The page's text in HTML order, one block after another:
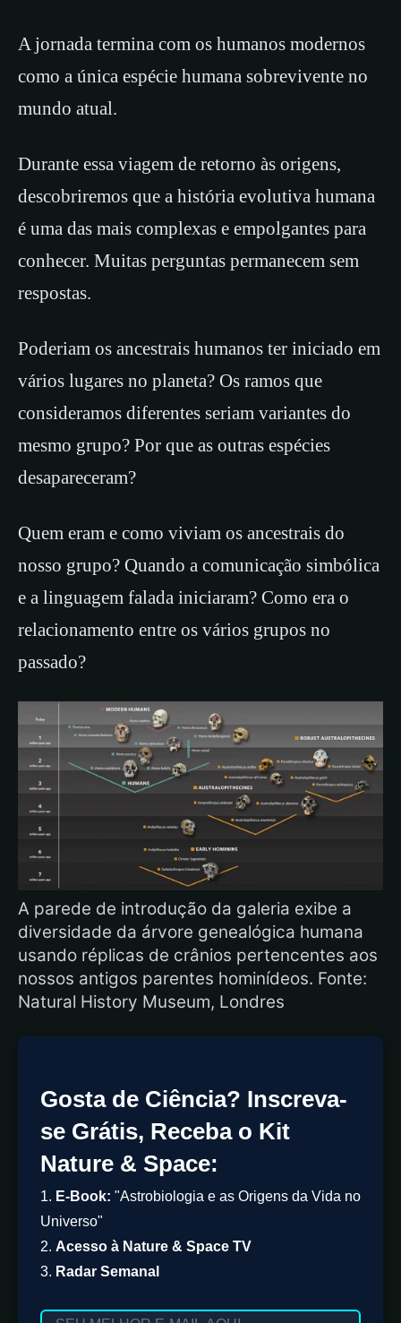
A jornada termina com os humanos modernos
como a única espécie humana sobrevivente no
mundo atual.
Durante essa viagem de retorno às origens,
descobriremos que a história evolutiva humana
é uma das mais complexas e empolgantes para
conhecer. Muitas perguntas permanecem sem
respostas.
Poderiam os ancestrais humanos ter iniciado em
vários lugares no planeta? Os ramos que
consideramos diferentes seriam variantes do
mesmo grupo? Por que as outras espécies
desapareceram?
Quem eram e como viviam os ancestrais do
nosso grupo? Quando a comunicação simbólica
e a linguagem falada iniciaram? Como era o
relacionamento entre os vários grupos no
passado?
A parede de introdução da galeria exibe a
diversidade da árvore genealógica humana
usando réplicas de crânios pertencentes aos
nossos antigos parentes hominídeos. Fonte:
Natural History Museum, Londres
Gosta de Ciência? Inscreva-
se Grátis, Receba o Kit
Nature & Space:
1. E-Book: "Astrobiologia e as Origens da Vida no
Universo"
2. Acesso à Nature & Space TV
3. Radar Semanal